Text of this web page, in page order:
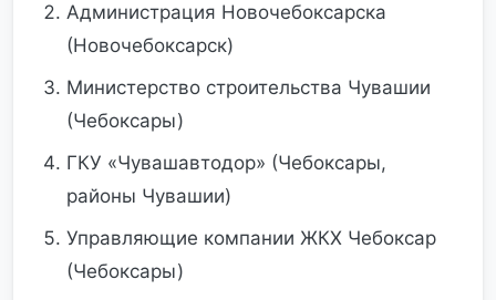
Администрация Новочебоксарска
(Новочебоксарск)
Министерство строительства Чувашии
(Чебоксары)
ГКУ «Чувашавтодор» (Чебоксары,
районы Чувашии)
Управляющие компании ЖКХ Чебоксар
(Чебоксары)